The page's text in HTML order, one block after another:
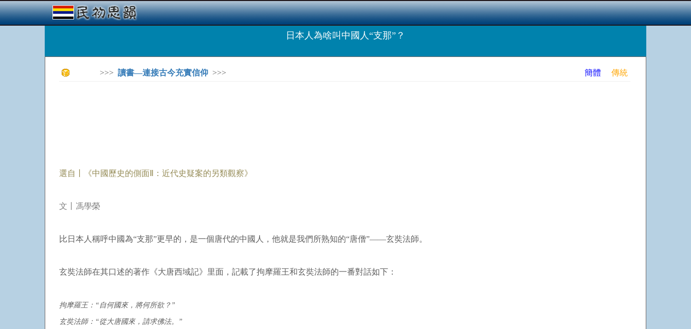
日本人為啥叫中國人“支那”？
>>> 讀書—連接古今充實信仰 >>> 簡體 傳統
選自丨《中國歷史的側面Ⅱ：近代史疑案的另類觀察》
文丨馮學榮
比日本人稱呼中國為“支那”更早的，是一個唐代的中國人，他就是我們所熟知的“唐僧”——玄奘法師。
玄奘法師在其口述的著作《大唐西域記》里面，記載了拘摩羅王和玄奘法師的一番對話如下：
拘摩羅王：“自何國來，將何所欲？”
玄奘法師：“從大唐國來，請求佛法。”